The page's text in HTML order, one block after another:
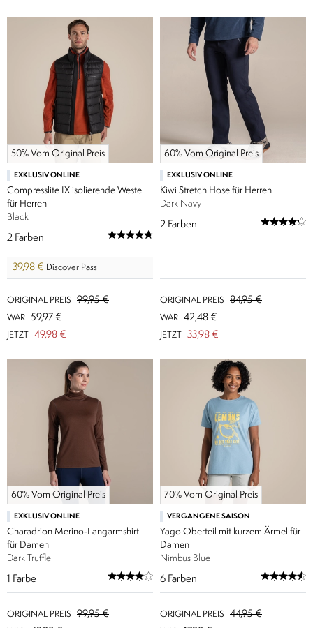
50% Vom Original Preis
EXKLUSIV ONLINE
Compresslite IX isolierende Weste
für Herren
Black
2 Farben
39,98 € Discover Pass
ORIGINAL PREIS 99,95 €
WAR 59,97 €
JETZT 49,98 €
60% Vom Original Preis
EXKLUSIV ONLINE
Kiwi Stretch Hose für Herren
Dark Navy
2 Farben
ORIGINAL PREIS 84,95 €
WAR 42,48 €
JETZT 33,98 €
60% Vom Original Preis
EXKLUSIV ONLINE
Charadrion Merino-Langarmshirt
für Damen
Dark Truffle
1 Farbe
ORIGINAL PREIS 99,95 €
70% Vom Original Preis
VERGANGENE SAISON
Yago Oberteil mit kurzem Ärmel für
Damen
Nimbus Blue
6 Farben
ORIGINAL PREIS 44,95 €